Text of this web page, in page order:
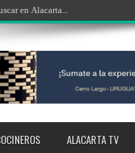
ALACARTA TV